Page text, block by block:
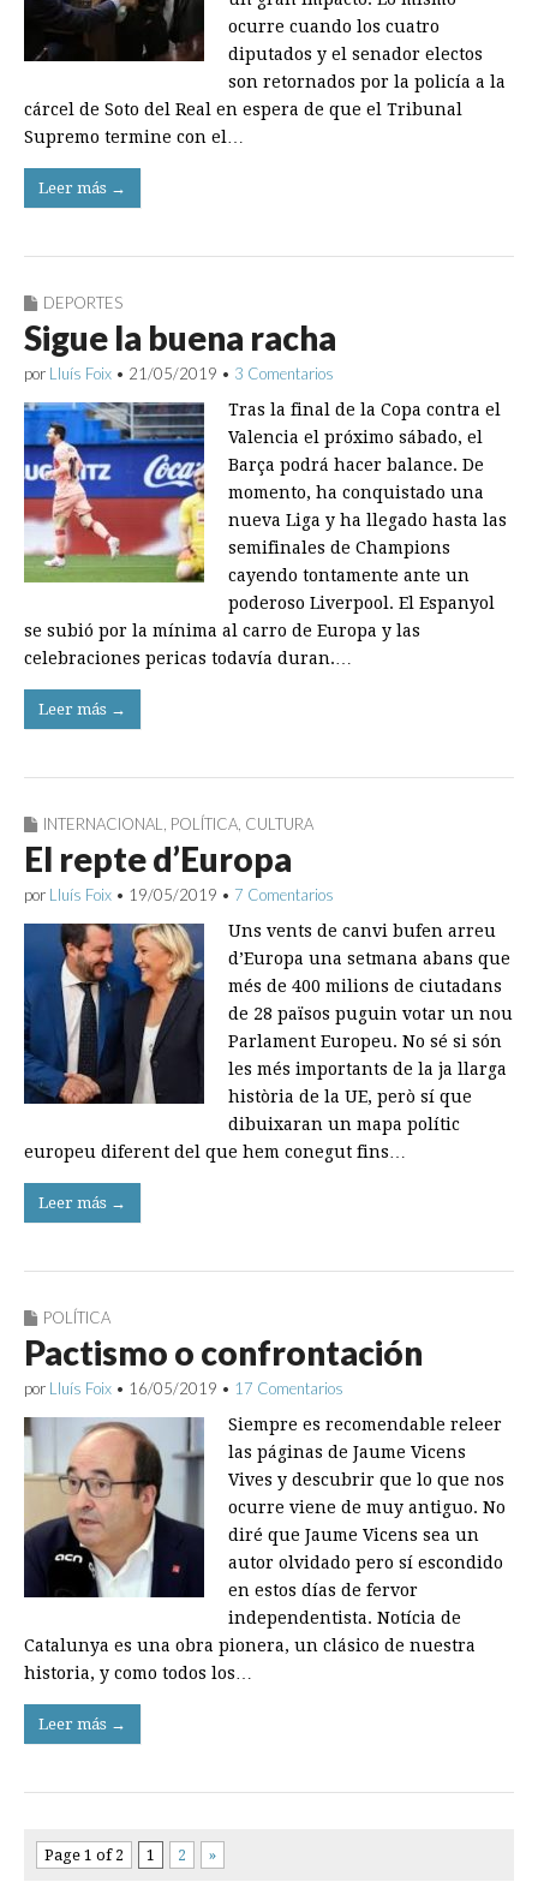
ocurre cuando los cuatro
diputados y el senador electos
son retornados por la policía a la
cárcel de Soto del Real en espera de que el Tribunal
Supremo termine con el…
Leer más →
DEPORTES
Sigue la buena racha
por Lluís Foix • 21/05/2019 • 3 Comentarios
Tras la final de la Copa contra el
Valencia el próximo sábado, el
Barça podrá hacer balance. De
momento, ha conquistado una
nueva Liga y ha llegado hasta las
semifinales de Champions
cayendo tontamente ante un
poderoso Liverpool. El Espanyol
se subió por la mínima al carro de Europa y las
celebraciones pericas todavía duran.…
Leer más →
INTERNACIONAL, POLÍTICA, CULTURA
El repte d’Europa
por Lluís Foix • 19/05/2019 • 7 Comentarios
Uns vents de canvi bufen arreu
d’Europa una setmana abans que
més de 400 milions de ciutadans
de 28 països puguin votar un nou
Parlament Europeu. No sé si són
les més importants de la ja llarga
història de la UE, però sí que
dibuixaran un mapa polític
europeu diferent del que hem conegut fins…
Leer más →
POLÍTICA
Pactismo o confrontación
por Lluís Foix • 16/05/2019 • 17 Comentarios
Siempre es recomendable releer
las páginas de Jaume Vicens
Vives y descubrir que lo que nos
ocurre viene de muy antiguo. No
diré que Jaume Vicens sea un
autor olvidado pero sí escondido
en estos días de fervor
independentista. Notícia de
Catalunya es una obra pionera, un clásico de nuestra
historia, y como todos los…
Leer más →
Page 1 of 2 1 2 »